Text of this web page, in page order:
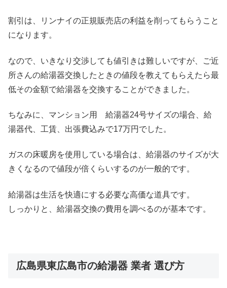
割引は、リンナイの正規販売店の利益を削ってもらうこと
になります。
なので、いきなり交渉しても値引きは難しいですが、ご近
所さんの給湯器交換したときの値段を教えてもらえたら最
低その金額で給湯器を交換することができました。
ちなみに、マンション用 給湯器24号サイズの場合、給
湯器代、工賃、出張費込みで17万円でした。
ガスの床暖房を使用している場合は、給湯器のサイズが大
きくなるので値段が倍くらいするのが一般的です。
給湯器は生活を快適にする必要な高価な道具です。
しっかりと、給湯器交換の費用を調べるのが基本です。
広島県東広島市の給湯器 業者 選び方